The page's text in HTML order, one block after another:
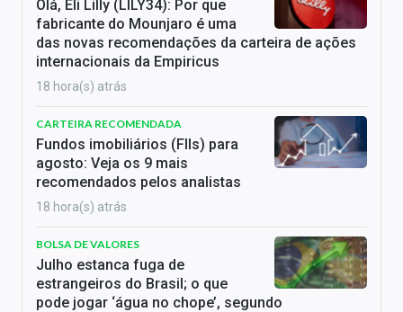
Olá, Eli Lilly (LILY34): Por que
fabricante do Mounjaro é uma
das novas recomendações da carteira de ações
internacionais da Empiricus
18 hora(s) atrás
CARTEIRA RECOMENDADA
Fundos imobiliários (FIIs) para
agosto: Veja os 9 mais
recomendados pelos analistas
18 hora(s) atrás
BOLSA DE VALORES
Julho estanca fuga de
estrangeiros do Brasil; o que
pode jogar ‘água no chope’, segundo